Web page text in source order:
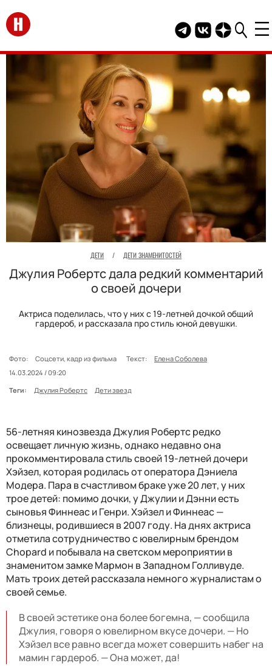
Перейти на главную
Telegram канал
Группа HELLO
Канал
ДЕТИ / ДЕТИ ЗНАМЕНИТОСТЕЙ
Джулия Робертс дала редкий комментарий
о своей дочери
Актриса поделилась, что у них с 19-летней дочкой общий
гардероб, и рассказала про стиль юной девушки.
Фото: Соцсети, кадр из фильма Текст:
Елена Соболева
14.03.2024 / 09:20
Теги:
Джулия Робертс Дети звезд
56-летняя кинозвезда Джулия Робертс редко
освещает личную жизнь, однако недавно она
прокомментировала стиль своей 19-летней дочери
Хэйзел, которая родилась от оператора Дэниела
Модера. Пара в счастливом браке уже 20 лет, у них
трое детей: помимо дочки, у Джулии и Дэнни есть
сыновья Финнеас и Генри. Хэйзел и Финнеас —
близнецы, родившиеся в 2007 году. На днях актриса
отметила сотрудничество с ювелирным брендом
Chopard и побывала на светском мероприятии в
знаменитом замке Мармон в Западном Голливуде.
Мать троих детей рассказала немного журналистам о
своей семье.
В своей эстетике она более богемна, — сообщила
Джулия, говоря о ювелирном вкусе дочери. — Но
Хэйзел все равно всегда может совершить набег на
мамин гардероб. — Она может, да!